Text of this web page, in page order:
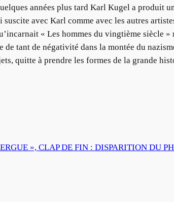
années plus tard Karl Kugel a produit
avec Karl comme avec les autres
« Les hommes du vingtième siècle
tant de négativité dans la montée du
quitte à prendre les formes de la grande
», CLAP DE FIN : DISPARITION DU